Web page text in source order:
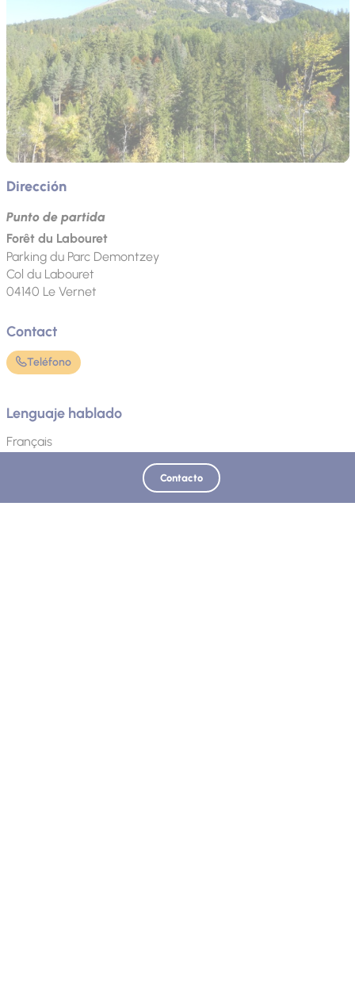
Dirección
Punto de partida
Forêt du Labouret
Parking du Parc Demontzey
Col du Labouret
04140 Le Vernet
Contact
Teléfono
Lenguaje hablado
Français
Contacto